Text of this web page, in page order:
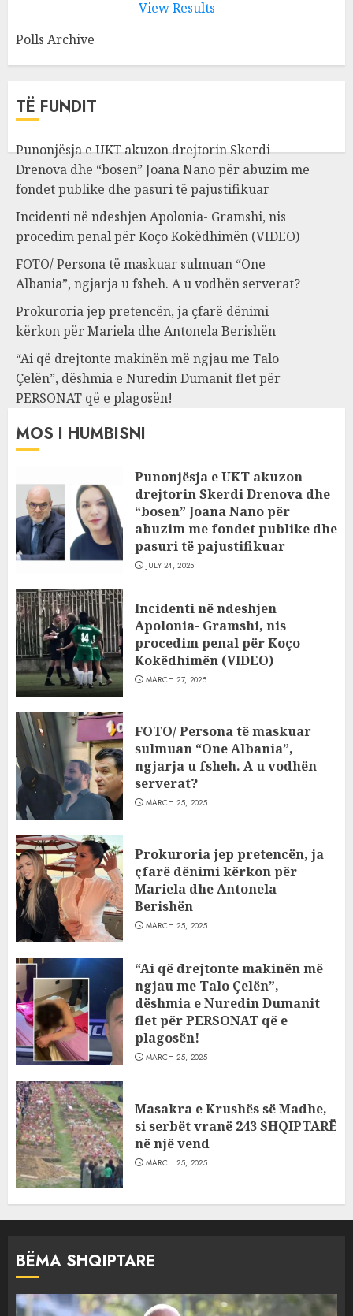
View Results
Polls Archive
TË FUNDIT
Punonjësja e UKT akuzon drejtorin Skerdi
Drenova dhe “bosen” Joana Nano për abuzim me
fondet publike dhe pasuri të pajustifikuar
Incidenti në ndeshjen Apolonia- Gramshi, nis
procedim penal për Koço Kokëdhimën (VIDEO)
FOTO/ Persona të maskuar sulmuan “One
Albania”, ngjarja u fsheh. A u vodhën serverat?
Prokuroria jep pretencën, ja çfarë dënimi
kërkon për Mariela dhe Antonela Berishën
“Ai që drejtonte makinën më ngjau me Talo
Çelën”, dëshmia e Nuredin Dumanit flet për
PERSONAT që e plagosën!
MOS I HUMBISNI
Punonjësja e UKT akuzon
drejtorin Skerdi Drenova dhe
“bosen” Joana Nano për
abuzim me fondet publike dhe
pasuri të pajustifikuar
JULY 24, 2025
Incidenti në ndeshjen
Apolonia- Gramshi, nis
procedim penal për Koço
Kokëdhimën (VIDEO)
MARCH 27, 2025
FOTO/ Persona të maskuar
sulmuan “One Albania”,
ngjarja u fsheh. A u vodhën
serverat?
MARCH 25, 2025
Prokuroria jep pretencën, ja
çfarë dënimi kërkon për
Mariela dhe Antonela
Berishën
MARCH 25, 2025
“Ai që drejtonte makinën më
ngjau me Talo Çelën”,
dëshmia e Nuredin Dumanit
flet për PERSONAT që e
plagosën!
MARCH 25, 2025
Masakra e Krushës së Madhe,
si serbët vranë 243 SHQIPTARË
në një vend
MARCH 25, 2025
BËMA SHQIPTARE